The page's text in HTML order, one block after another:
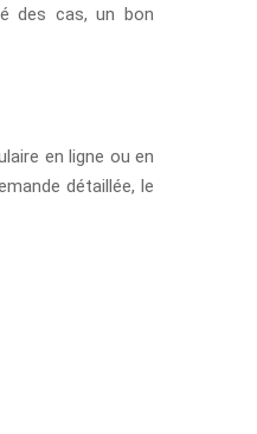
des cas, un bon
en ligne ou en
détaillée, le